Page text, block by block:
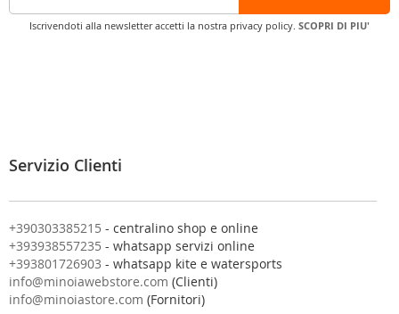
c
l
n
o
s
t
r
a
Iscrivendoti alla newsletter accetti la nostra privacy policy. SCOPRI DI PIU'
Servizio Clienti
+390303385215 - centralino shop e online
+393938557235 - whatsapp servizi online
+393801726903 - whatsapp kite e watersports
info@minoiawebstore.com (Clienti)
info@minoiastore.com (Fornitori)